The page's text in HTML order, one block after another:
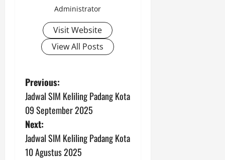
Administrator
Visit Website
View All Posts
P
o
s
t
Previous:
Jadwal SIM Keliling Padang Kota
09 September 2025
Next:
Jadwal SIM Keliling Padang Kota
10 Agustus 2025